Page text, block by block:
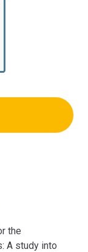
the
A study into